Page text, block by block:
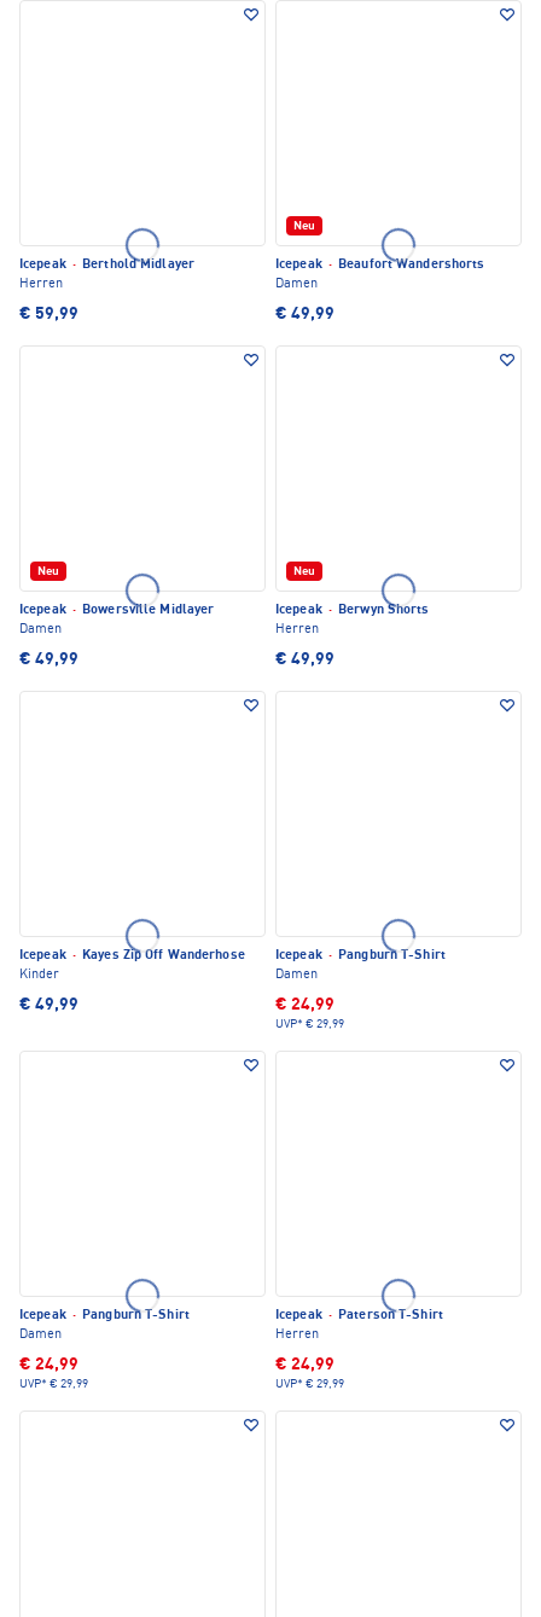
Icepeak · Berthold Midlayer
Herren
€ 59,99
Neu
Icepeak · Beaufort Wandershorts
Damen
€ 49,99
Neu
Icepeak · Bowersville Midlayer
Damen
€ 49,99
Neu
Icepeak · Berwyn Shorts
Herren
€ 49,99
Icepeak · Kayes Zip Off Wanderhose
Kinder
€ 49,99
Icepeak · Pangburn T-Shirt
Damen
€ 24,99
UVP* € 29,99
Icepeak · Pangburn T-Shirt
Damen
€ 24,99
UVP* € 29,99
Icepeak · Paterson T-Shirt
Herren
€ 24,99
UVP* € 29,99